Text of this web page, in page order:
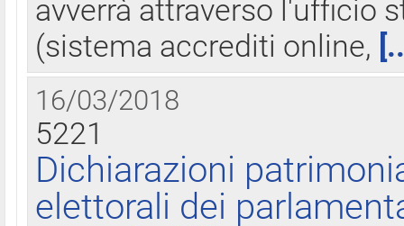
avverrà attraverso l'ufficio
(sistema accrediti online,
16/03/2018
5221
Dichiarazioni
elettorali dei